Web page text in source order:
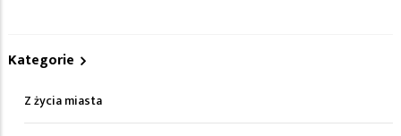
Kategorie
Z życia miasta